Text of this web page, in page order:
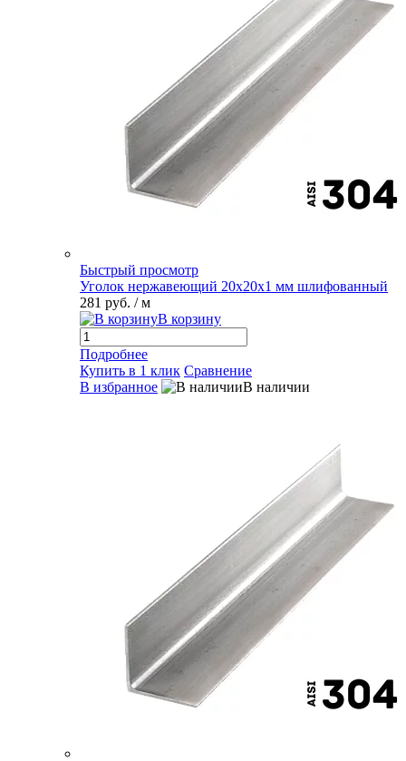
Быстрый просмотр
Уголок нержавеющий 20х20х1 мм шлифованный
281 руб. / м
В корзину
Подробнее
Купить в 1 клик Сравнение
В избранное
В наличии